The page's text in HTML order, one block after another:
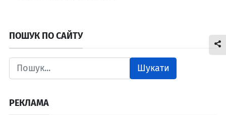
ПОШУК ПО САЙТУ
Шукати
РЕКЛАМА